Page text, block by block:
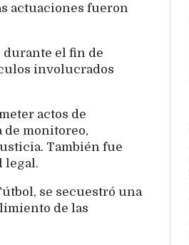
actuaciones fueron
el fin de
involucrados
actos de
de monitoreo,
También fue
legal.
se secuestró una
de las